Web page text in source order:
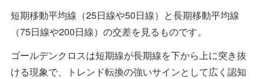
短期移動平均線（25日線や50日線）と長期移動平均線
（75日線や200日線）の交差を見るものです。
ゴールデンクロスは短期線が長期線を下から上に突き抜
ける現象で、トレンド転換の強いサインとして広く認知